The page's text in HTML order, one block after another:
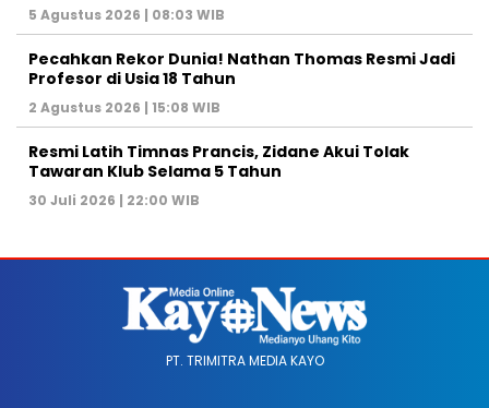
5 Agustus 2026 | 08:03 WIB
Pecahkan Rekor Dunia! Nathan Thomas Resmi Jadi
Profesor di Usia 18 Tahun
2 Agustus 2026 | 15:08 WIB
Resmi Latih Timnas Prancis, Zidane Akui Tolak
Tawaran Klub Selama 5 Tahun
30 Juli 2026 | 22:00 WIB
PT. TRIMITRA MEDIA KAYO